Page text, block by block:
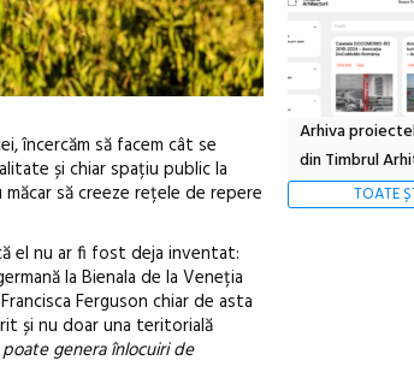
încercăm să facem cât se
și chiar spațiu public la
să creeze rețele de repere
el nu ar fi fost deja inventat:
la Bienala de la Veneția
Ferguson chiar de asta
și nu doar una teritorială
genera înlocuiri de
Arhiva
din Timbrul
TOATE